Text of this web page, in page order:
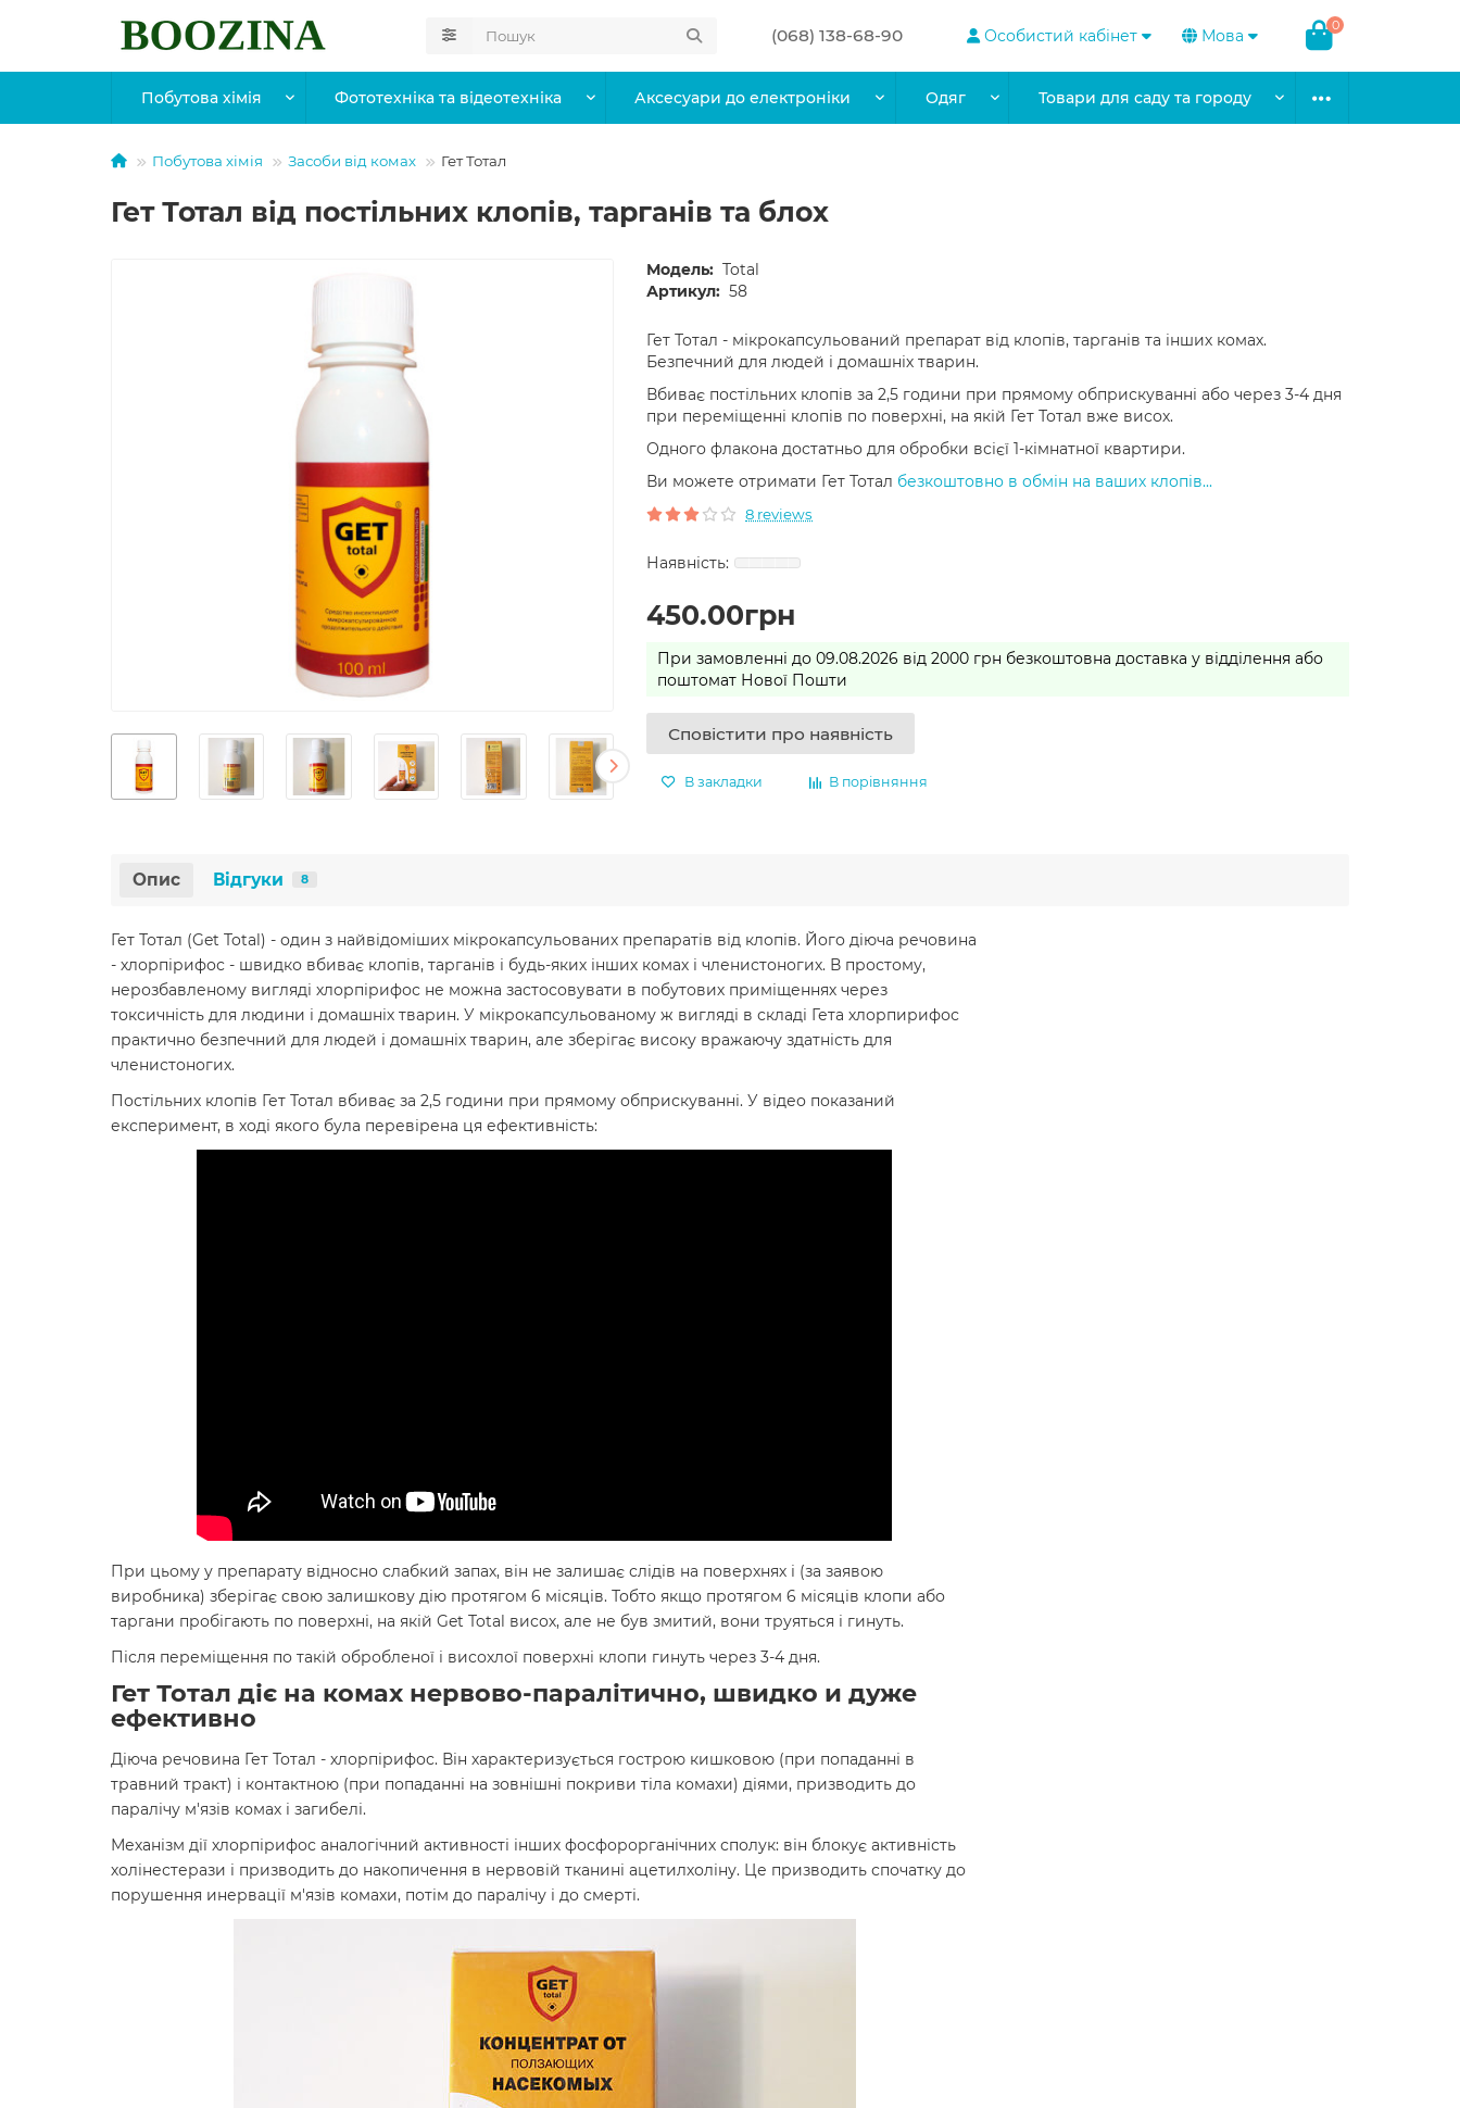
(068) 138-68-90 Особистий кабінет Мова
0
Побутова хімія Фототехніка та відеотехніка Аксесуари до електроніки Одяг Товари для саду та городу
Побутова хімія Засоби від комах Гет Тотал
Гет Тотал від постільних клопів, тарганів та блох
Модель: Total
Артикул: 58
Гет Тотал - мікрокапсульований препарат від клопів, тарганів та інших комах.
Безпечний для людей і домашніх тварин.
Вбиває постільних клопів за 2,5 години при прямому обприскуванні або через 3-4 дня
при переміщенні клопів по поверхні, на якій Гет Тотал вже висох.
Одного флакона достатньо для обробки всієї 1-кімнатної квартири.
Ви можете отримати Гет Тотал безкоштовно в обмін на ваших клопів...
8 reviews
450.00грн
При замовленні до 09.08.2026 від 2000 грн безкоштовна доставка у відділення або
поштомат Нової Пошти
Сповістити про наявність
В закладки В порівняння
Опис Відгуки 8
Гет Тотал (Get Total) - один з найвідоміших мікрокапсульованих препаратів від клопів. Його діюча речовина
- хлорпірифос - швидко вбиває клопів, тарганів і будь-яких інших комах і членистоногих. В простому,
нерозбавленому вигляді хлорпірифос не можна застосовувати в побутових приміщеннях через
токсичність для людини і домашніх тварин. У мікрокапсульованому ж вигляді в складі Гета хлорпирифос
практично безпечний для людей і домашніх тварин, але зберігає високу вражаючу здатність для
членистоногих.
Постільних клопів Гет Тотал вбиває за 2,5 години при прямому обприскуванні. У відео показаний
експеримент, в ході якого була перевірена ця ефективність:
При цьому у препарату відносно слабкий запах, він не залишає слідів на поверхнях і (за заявою
виробника) зберігає свою залишкову дію протягом 6 місяців. Тобто якщо протягом 6 місяців клопи або
таргани пробігають по поверхні, на якій Get Total висох, але не був змитий, вони труяться і гинуть.
Після переміщення по такій обробленої і висохлої поверхні клопи гинуть через 3-4 дня.
Гет Тотал діє на комах нервово-паралітично, швидко и дуже
ефективно
Діюча речовина Гет Тотал - хлорпірифос. Він характеризується гострою кишковою (при попаданні в
травний тракт) і контактною (при попаданні на зовнішні покриви тіла комахи) діями, призводить до
паралічу м'язів комах і загибелі.
Механізм дії хлорпірифос аналогічний активності інших фосфорорганічних сполук: він блокує активність
холінестерази і призводить до накопичення в нервовій тканині ацетилхоліну. Це призводить спочатку до
порушення инервації м'язів комахи, потім до паралічу і до смерті.